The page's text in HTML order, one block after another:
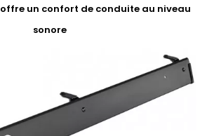
un confort de conduite au niveau
sonore